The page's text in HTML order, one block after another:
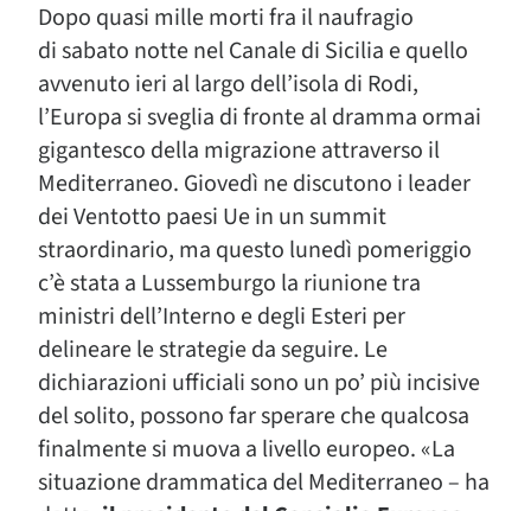
Dopo quasi mille morti fra il naufragio
di sabato notte nel Canale di Sicilia e quello
avvenuto ieri al largo dell’isola di Rodi,
l’Europa si sveglia di fronte al dramma ormai
gigantesco della migrazione attraverso il
Mediterraneo. Giovedì ne discutono i leader
dei Ventotto paesi Ue in un summit
straordinario, ma questo lunedì pomeriggio
c’è stata a Lussemburgo la riunione tra
ministri dell’Interno e degli Esteri per
delineare le strategie da seguire. Le
dichiarazioni ufficiali sono un po’ più incisive
del solito, possono far sperare che qualcosa
finalmente si muova a livello europeo. «La
situazione drammatica del Mediterraneo – ha